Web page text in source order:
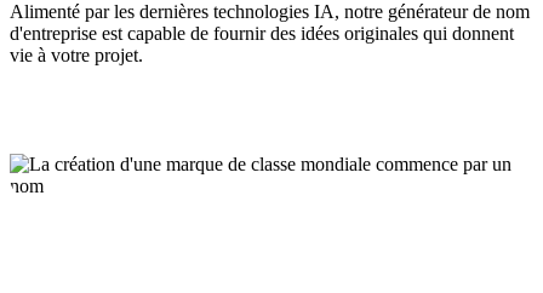
Alimenté par les dernières technologies IA, notre générateur de nom
d'entreprise est capable de fournir des idées originales qui donnent
vie à votre projet.